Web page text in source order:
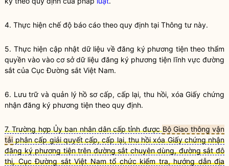
4. Thực hiện chế độ báo cáo theo quy định tại Thông tư này.
5. Thực hiện cập nhật dữ liệu về đăng ký phương tiện theo thẩm
quyền vào vào cơ sở dữ liệu đăng ký phương tiện lĩnh vực đường
sắt của Cục Đường sắt Việt Nam.
6. Lưu trữ và quản lý hồ sơ cấp, cấp lại, thu hồi, xóa Giấy chứng
nhận đăng ký phương tiện theo quy định.
7. Trường hợp Ủy ban nhân dân cấp tỉnh đượcBộ Giao thông vận
tảiphân cấp giải quyết cấp, cấp lại, thu hồi xóa Giấy chứng nhận
đăng ký phương tiện trên đường sắt chuyên dùng, đường sắt đô
thị, Cục Đường sắt Việt Nam tổ chức kiểm tra, hướng dẫn địa